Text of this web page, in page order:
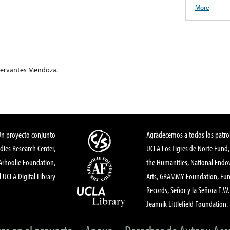
Mendoza.
More
proyecto conjunto
Research Center,
Foundation,
UCLA Digital Library
Agradecemos a todos los
UCLA Los Tigres de Norte
the Humanities, National
Arts, GRAMMY Foundation,
Records, Señor y la Señora
Jeannik Littlefield Foundation.